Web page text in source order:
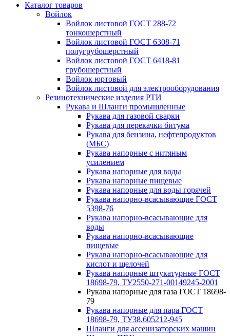
Каталог товаров
Войлок
Войлок листовой ГОСТ 288-72
тонкошерстный
Войлок листовой ГОСТ 6308-71
полугрубошерстный
Войлок листовой ГОСТ 6418-81
грубошерстный
Войлок юртовый
Войлок листовой для электрооборудования
Резинотехнические изделия РТИ
Рукава и Шланги промышленные
Рукава для газовой сварки
Рукава для перекачки битума
Рукава для бензина, нефтепродуктов
(МБС)
Рукава напорные с нитяным
усилением
Рукава напорные для воды
Рукава напорные пищевые
Рукава напорные для воды горячей
Рукава напорно-всасывающие ГОСТ
5398-76
Рукава напорно-всасывающие для
воды
Рукава напорно-всасывающие
пищевые
Рукава напорно-всасывающие для
кислот и щелочей
Рукава напорные штукатурные ГОСТ
18698-79, ТУ2550-271-00149245-2001
Рукава напорные для газа ГОСТ 18698-
79
Рукава напорные для пара ГОСТ
18698-79, ТУ38.605212-945
Шланги для ассенизаторских машин